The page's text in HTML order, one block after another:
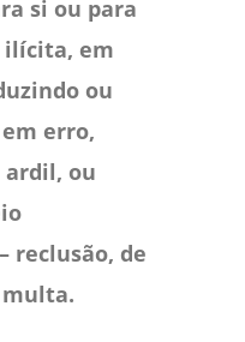
si ou para
ilícita, em
ou
erro,
ou
reclusão, de
multa.